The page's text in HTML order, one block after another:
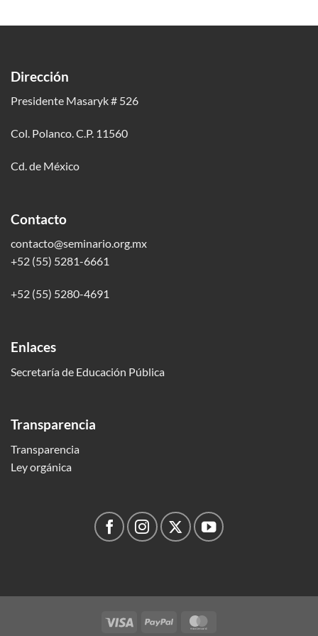
Dirección
Presidente Masaryk # 526
Col. Polanco. C.P. 11560
Cd. de México
Contacto
contacto@seminario.org.mx
+52 (55) 5281-6661
+52 (55) 5280-4691
Enlaces
Secretaría de Educación Pública
Transparencia
Transparencia
Ley orgánica